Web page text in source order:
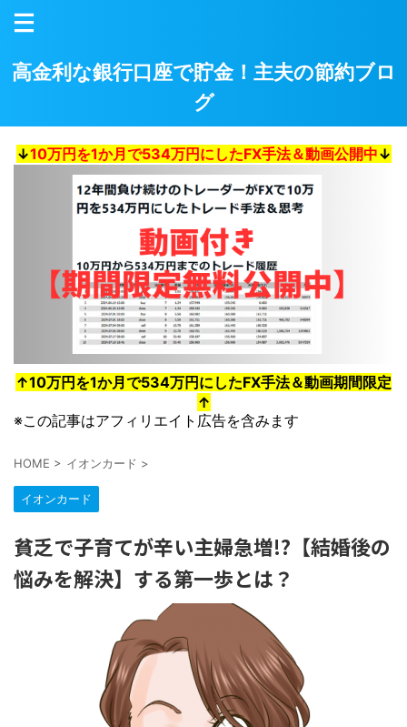
高金利な銀行口座で貯金！主夫の節約ブロ
グ
↓10万円を1か月で534万円にしたFX手法＆動画公開中↓
↑10万円を1か月で534万円にしたFX手法＆動画期間限定
↑
※この記事はアフィリエイト広告を含みます
HOME > イオンカード >
イオンカード
貧乏で子育てが辛い主婦急増!?【結婚後の
悩みを解決】する第一歩とは？